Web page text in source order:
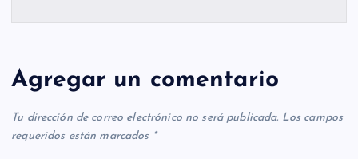
Agregar un comentario
Tu dirección de correo electrónico no será publicada. Los campos
requeridos están marcados *